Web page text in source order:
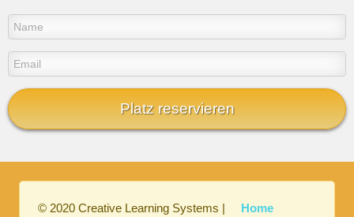
Platz reservieren
© 2020 Creative Learning Systems | Home